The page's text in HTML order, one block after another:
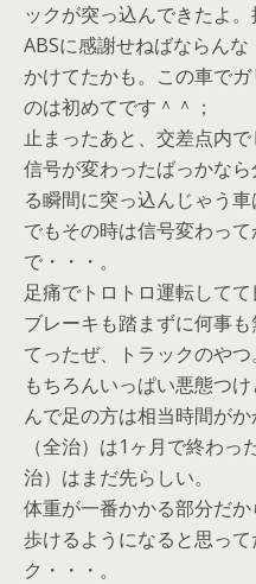
ックが突っ込んできたよ
ABSに感謝せねばならん
かけてたかも。この車で
のは初めてです＾＾；
止まったあと、交差点内で
信号が変わったばっかな
る瞬間に突っ込んじゃう車
でもその時は信号変わっ
で・・・。
足痛でトロトロ運転してて
ブレーキも踏まずに何事
てったぜ、トラックのやつ。
もちろんいっぱい悪態つけ
んで足の方は相当時間が
（全治）は1ヶ月で終わ
治）はまだ先らしい。
体重が一番かかる部分だ
歩けるようになると思っ
ク・・・。